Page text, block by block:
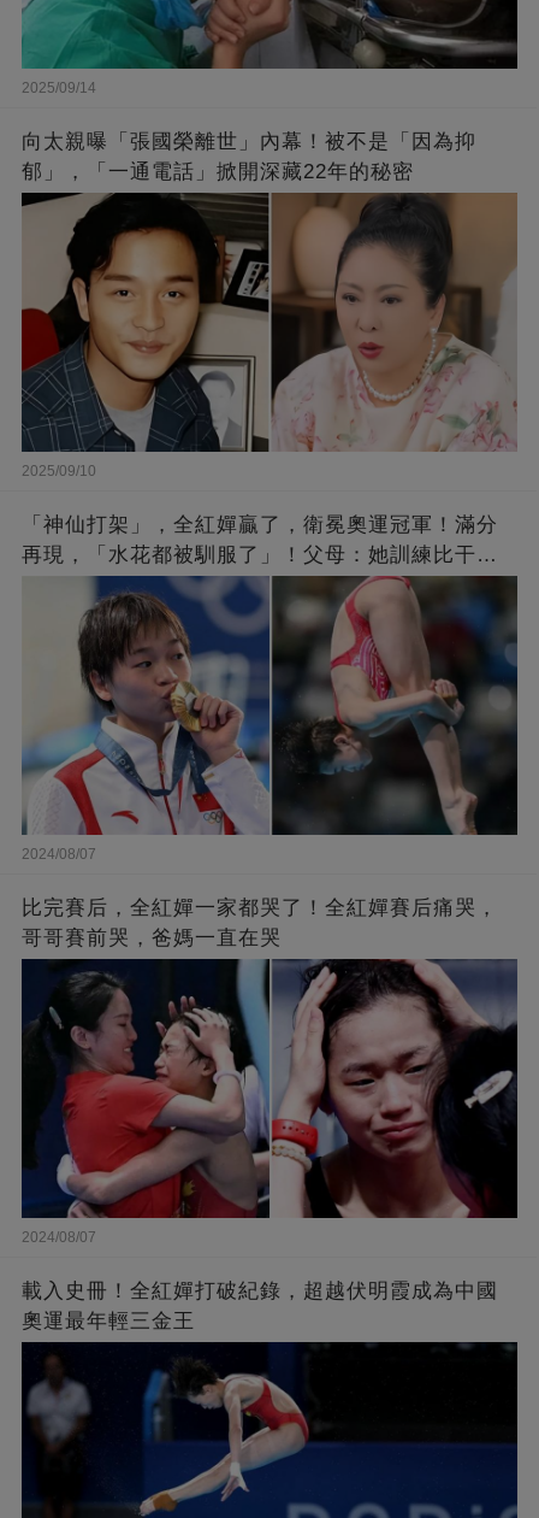
2025/09/14
向太親曝「張國榮離世」內幕！被不是「因為抑
郁」，「一通電話」掀開深藏22年的秘密
2025/09/10
「神仙打架」，全紅嬋贏了，衛冕奧運冠軍！滿分
再現，「水花都被馴服了」！父母：她訓練比干農
活累百倍！陳芋汐惜敗，獲得銀牌
2024/08/07
比完賽后，全紅嬋一家都哭了！全紅嬋賽后痛哭，
哥哥賽前哭，爸媽一直在哭
2024/08/07
載入史冊！全紅嬋打破紀錄，超越伏明霞成為中國
奧運最年輕三金王